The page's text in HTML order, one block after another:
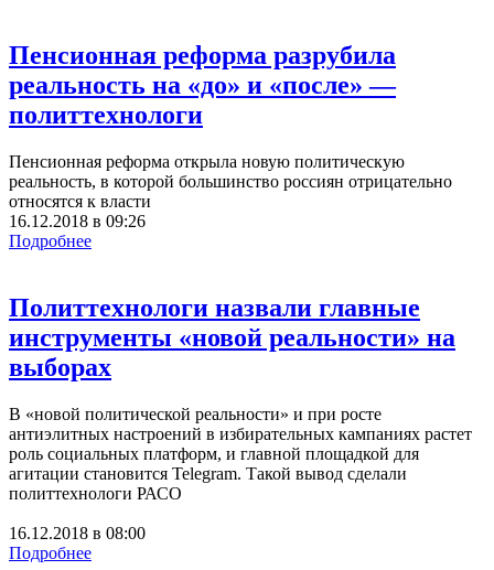
Пенсионная реформа разрубила
реальность на «до» и «после» —
политтехнологи
Пенсионная реформа открыла новую политическую
реальность, в которой большинство россиян отрицательно
относятся к власти
16.12.2018 в 09:26
Подробнее
Политтехнологи назвали главные
инструменты «новой реальности» на
выборах
В «новой политической реальности» и при росте
антиэлитных настроений в избирательных кампаниях растет
роль социальных платформ, и главной площадкой для
агитации становится Telegram. Такой вывод сделали
политтехнологи РАСО
16.12.2018 в 08:00
Подробнее